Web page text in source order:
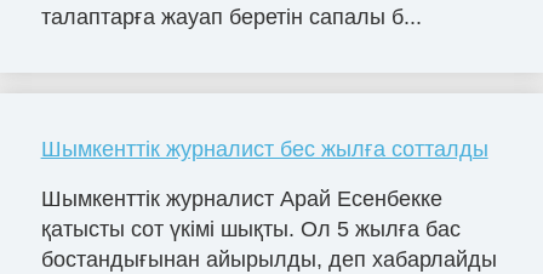
талаптарға жауап беретін сапалы б...
Шымкенттік журналист бес жылға сотталды
Шымкенттік журналист Арай Есенбекке
қатысты сот үкімі шықты. Ол 5 жылға бас
бостандығынан айырылды, деп хабарлайды